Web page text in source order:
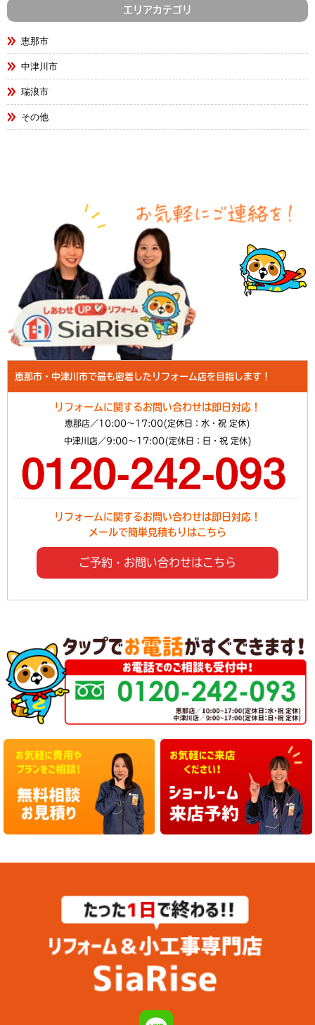
エリアカテゴリ
恵那市
中津川市
瑞浪市
その他
恵那市・中津川市で最も密着したリフォーム店を目指します！
リフォームに関するお問い合わせは即日対応！
恵那店／10:00～17:00(定休日：水・祝 定休)
中津川店／9:00～17:00(定休日：日・祝 定休)
リフォームに関するお問い合わせは即日対応！
メールで簡単見積もりはこちら
ご予約・お問い合わせはこちら